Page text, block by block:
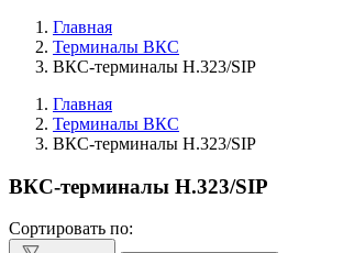
Главная
Терминалы ВКС
ВКС-терминалы H.323/SIP
Очистить
Фильтр
Все производители
Главная
Терминалы ВКС
ВКС-терминалы H.323/SIP
ВКС-терминалы H.323/SIP
Сортировать по: